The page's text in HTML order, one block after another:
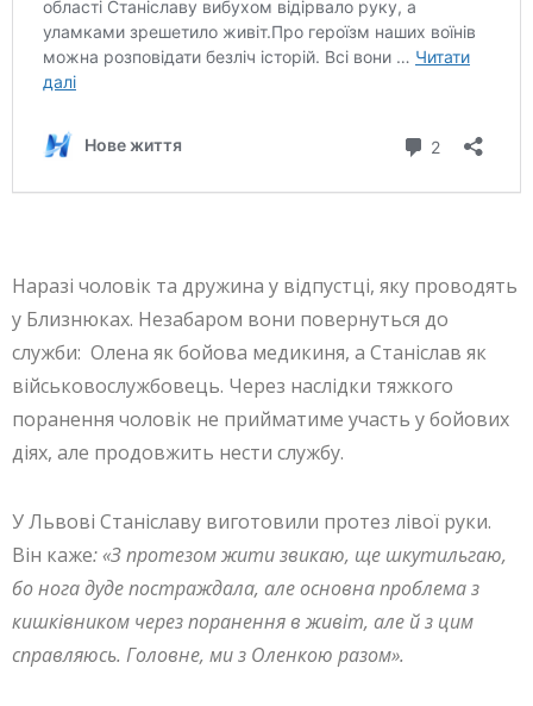
Наразі чоловік та дружина у відпустці, яку проводять
у Близнюках. Незабаром вони повернуться до
служби: Олена як бойова медикиня, а Станіслав як
військовослужбовець. Через наслідки тяжкого
поранення чоловік не прийматиме участь у бойових
діях, але продовжить нести службу.
У Львові Станіславу виготовили протез лівої руки.
Він каже: «З протезом жити звикаю, ще шкутильгаю,
бо нога дуде постраждала, але основна проблема з
кишківником через поранення в живіт, але й з цим
справляюсь. Головне, ми з Оленкою разом».